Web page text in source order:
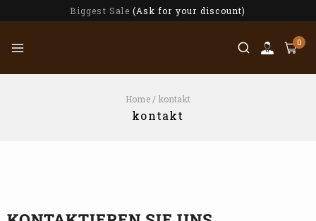
Biggest Sale (Ask for your discount)
0
Home / kontakt
kontakt